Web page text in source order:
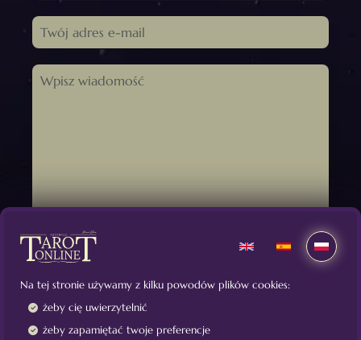
Wyrażam zgodę na przetwarzanie adresu e-
mail w celu odpowiedzi
Na tej stronie używamy z kilku powodów plików cookies:
żeby cię uwierzytelnić
żeby zapamiętać twoje preferencje